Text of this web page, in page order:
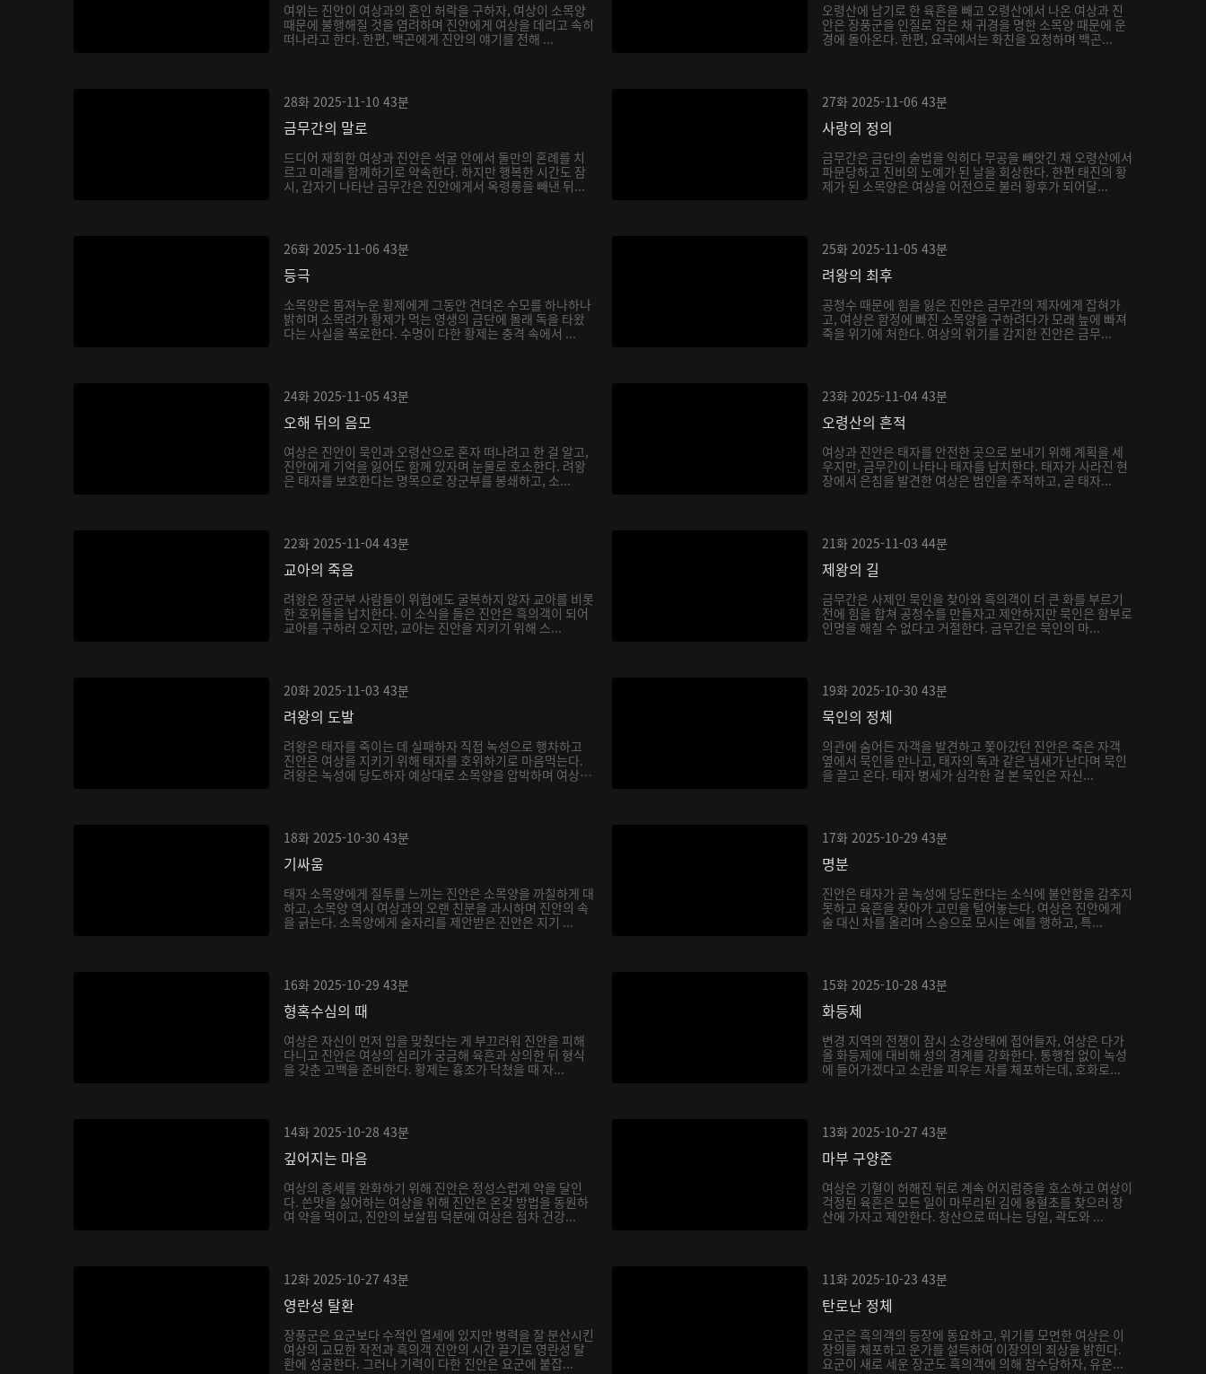
여위는 진안이 여상과의 혼인 허락을 구하자, 여상이 소목양
때문에 불행해질 것을 염려하며 진안에게 여상을 데리고 속히
떠나라고 한다. 한편, 백곤에게 진안의 얘기를 전해 ...
오령산에 남기로 한 육흔을 빼고 오령산에서 나온 여상과 진
안은 장풍군을 인질로 잡은 채 귀경을 명한 소목양 때문에 운
경에 돌아온다. 한편, 요국에서는 화친을 요청하며 백곤...
28화 2025-11-10 43분
금무간의 말로
드디어 재회한 여상과 진안은 석굴 안에서 둘만의 혼례를 치
르고 미래를 함께하기로 약속한다. 하지만 행복한 시간도 잠
시, 갑자기 나타난 금무간은 진안에게서 옥령롱을 빼낸 뒤...
27화 2025-11-06 43분
사랑의 정의
금무간은 금단의 술법을 익히다 무공을 빼앗긴 채 오령산에서
파문당하고 진비의 노예가 된 날을 회상한다. 한편 태진의 황
제가 된 소목양은 여상을 어전으로 불러 황후가 되어달...
26화 2025-11-06 43분
등극
소목양은 몸져누운 황제에게 그동안 견뎌온 수모를 하나하나
밝히며 소목려가 황제가 먹는 영생의 금단에 몰래 독을 타왔
다는 사실을 폭로한다. 수명이 다한 황제는 충격 속에서 ...
25화 2025-11-05 43분
려왕의 최후
공청수 때문에 힘을 잃은 진안은 금무간의 제자에게 잡혀가
고, 여상은 함정에 빠진 소목양을 구하려다가 모래 늪에 빠져
죽을 위기에 처한다. 여상의 위기를 감지한 진안은 금무...
24화 2025-11-05 43분
오해 뒤의 음모
여상은 진안이 묵인과 오령산으로 혼자 떠나려고 한 걸 알고,
진안에게 기억을 잃어도 함께 있자며 눈물로 호소한다. 려왕
은 태자를 보호한다는 명목으로 장군부를 봉쇄하고, 소...
23화 2025-11-04 43분
오령산의 흔적
여상과 진안은 태자를 안전한 곳으로 보내기 위해 계획을 세
우지만, 금무간이 나타나 태자를 납치한다. 태자가 사라진 현
장에서 은침을 발견한 여상은 범인을 추적하고, 곧 태자...
22화 2025-11-04 43분
교아의 죽음
려왕은 장군부 사람들이 위협에도 굴복하지 않자 교아를 비롯
한 호위들을 납치한다. 이 소식을 들은 진안은 흑의객이 되어
교아를 구하러 오지만, 교아는 진안을 지키기 위해 스...
21화 2025-11-03 44분
제왕의 길
금무간은 사제인 묵인을 찾아와 흑의객이 더 큰 화를 부르기
전에 힘을 합쳐 공청수를 만들자고 제안하지만 묵인은 함부로
인명을 해칠 수 없다고 거절한다. 금무간은 묵인의 마...
20화 2025-11-03 43분
려왕의 도발
려왕은 태자를 죽이는 데 실패하자 직접 녹성으로 행차하고
진안은 여상을 지키기 위해 태자를 호위하기로 마음먹는다.
려왕은 녹성에 당도하자 예상대로 소목양을 압박하며 여상
19화 2025-10-30 43분
묵인의 정체
의관에 숨어든 자객을 발견하고 쫓아갔던 진안은 죽은 자객
옆에서 묵인을 만나고, 태자의 독과 같은 냄새가 난다며 묵인
을 끌고 온다. 태자 병세가 심각한 걸 본 묵인은 자신...
18화 2025-10-30 43분
기싸움
태자 소목양에게 질투를 느끼는 진안은 소목양을 까칠하게 대
하고, 소목양 역시 여상과의 오랜 친분을 과시하며 진안의 속
을 긁는다. 소목양에게 술자리를 제안받은 진안은 지기 ...
17화 2025-10-29 43분
명분
진안은 태자가 곧 녹성에 당도한다는 소식에 불안함을 감추지
못하고 육흔을 찾아가 고민을 털어놓는다. 여상은 진안에게
술 대신 차를 올리며 스승으로 모시는 예를 행하고, 특...
16화 2025-10-29 43분
형혹수심의 때
여상은 자신이 먼저 입을 맞췄다는 게 부끄러워 진안을 피해
다니고 진안은 여상의 심리가 궁금해 육흔과 상의한 뒤 형식
을 갖춘 고백을 준비한다. 황제는 흉조가 닥쳤을 때 자...
15화 2025-10-28 43분
화등제
변경 지역의 전쟁이 잠시 소강상태에 접어들자, 여상은 다가
올 화등제에 대비해 성의 경계를 강화한다. 통행첩 없이 녹성
에 들어가겠다고 소란을 피우는 자를 체포하는데, 호화로...
14화 2025-10-28 43분
깊어지는 마음
여상의 증세를 완화하기 위해 진안은 정성스럽게 약을 달인
다. 쓴맛을 싫어하는 여상을 위해 진안은 온갖 방법을 동원하
여 약을 먹이고, 진안의 보살핌 덕분에 여상은 점차 건강...
13화 2025-10-27 43분
마부 구양준
여상은 기혈이 허해진 뒤로 계속 어지럼증을 호소하고 여상이
걱정된 육흔은 모든 일이 마무리된 김에 용혈초를 찾으러 창
산에 가자고 제안한다. 창산으로 떠나는 당일, 곽도와 ...
12화 2025-10-27 43분
영란성 탈환
장풍군은 요군보다 수적인 열세에 있지만 병력을 잘 분산시킨
여상의 교묘한 작전과 흑의객 진안의 시간 끌기로 영란성 탈
환에 성공한다. 그러나 기력이 다한 진안은 요군에 붙잡...
11화 2025-10-23 43분
탄로난 정체
요군은 흑의객의 등장에 동요하고, 위기를 모면한 여상은 이
장의를 체포하고 운가를 설득하여 이장의의 죄상을 밝힌다.
요군이 새로 세운 장군도 흑의객에 의해 참수당하자, 유운...